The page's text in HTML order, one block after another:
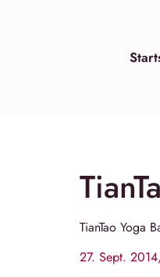
TianTao Yoga
27. Sept.